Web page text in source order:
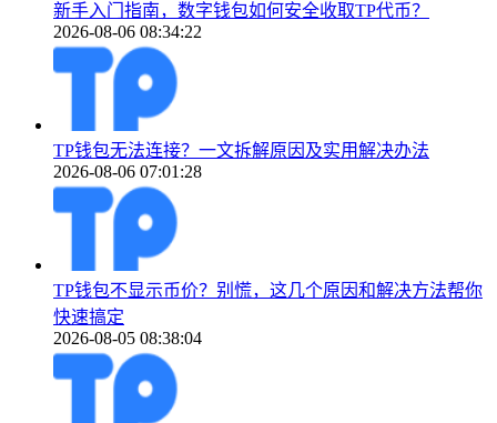
新手入门指南，数字钱包如何安全收取TP代币？
2026-08-06 08:34:22
TP钱包无法连接？一文拆解原因及实用解决办法
2026-08-06 07:01:28
TP钱包不显示币价？别慌，这几个原因和解决方法帮你
快速搞定
2026-08-05 08:38:04